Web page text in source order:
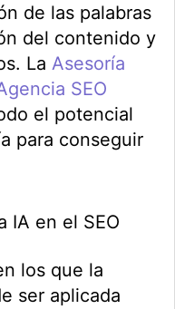
de las palabras
del contenido y
LaAsesoría
SEO
el potencial
para conseguir
IA en el SEO
los que la
ser aplicada